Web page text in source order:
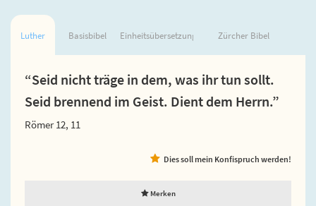
Luther Basisbibel Einheitsübersetzung Zürcher Bibel
“Seid nicht träge in dem, was ihr tun sollt.
Seid brennend im Geist. Dient dem Herrn.”
Römer 12, 11
Dies soll mein Konfispruch werden!
Merken